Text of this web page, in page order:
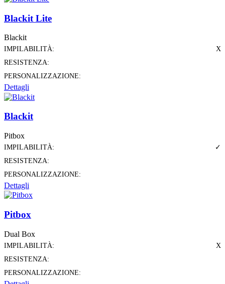
Blackit Lite
Blackit
IMPILABILITÀ:
X
RESISTENZA:
PERSONALIZZAZIONE:
Dettagli
Blackit
Pitbox
IMPILABILITÀ:
✓
RESISTENZA:
PERSONALIZZAZIONE:
Dettagli
Pitbox
Dual Box
IMPILABILITÀ:
X
RESISTENZA:
PERSONALIZZAZIONE: